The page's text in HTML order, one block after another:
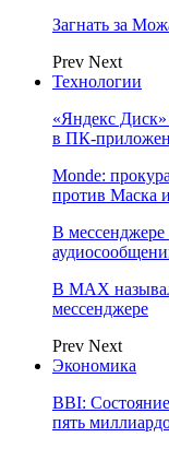
Загнать за
Prev Next
Технологии
«Яндекс Диск»
в ПК-
Monde:
против Маска
В
В МAX
мессенджере
Prev Next
Экономика
BBI:
пять